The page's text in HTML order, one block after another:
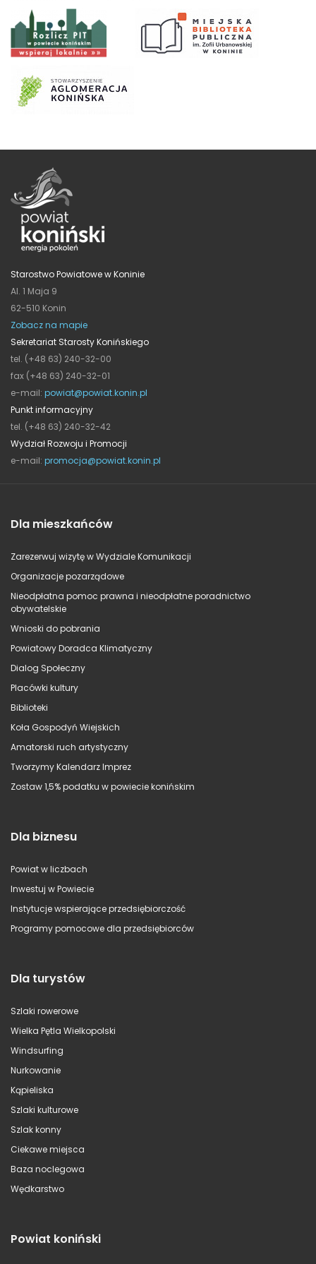
Starostwo Powiatowe w Koninie
Al. 1 Maja 9
62-510 Konin
Zobacz na mapie
Sekretariat Starosty Konińskiego
tel. (+48 63) 240-32-00
fax (+48 63) 240-32-01
e-mail: powiat@powiat.konin.pl
Punkt informacyjny
tel. (+48 63) 240-32-42
Wydział Rozwoju i Promocji
e-mail: promocja@powiat.konin.pl
Dla mieszkańców
Zarezerwuj wizytę w Wydziale Komunikacji
Organizacje pozarządowe
Nieodpłatna pomoc prawna i nieodpłatne poradnictwo
obywatelskie
Wnioski do pobrania
Powiatowy Doradca Klimatyczny
Dialog Społeczny
Placówki kultury
Biblioteki
Koła Gospodyń Wiejskich
Amatorski ruch artystyczny
Tworzymy Kalendarz Imprez
Zostaw 1,5% podatku w powiecie konińskim
Dla biznesu
Powiat w liczbach
Inwestuj w Powiecie
Instytucje wspierające przedsiębiorczość
Programy pomocowe dla przedsiębiorców
Dla turystów
Szlaki rowerowe
Wielka Pętla Wielkopolski
Windsurfing
Nurkowanie
Kąpieliska
Szlaki kulturowe
Szlak konny
Ciekawe miejsca
Baza noclegowa
Wędkarstwo
Powiat koniński